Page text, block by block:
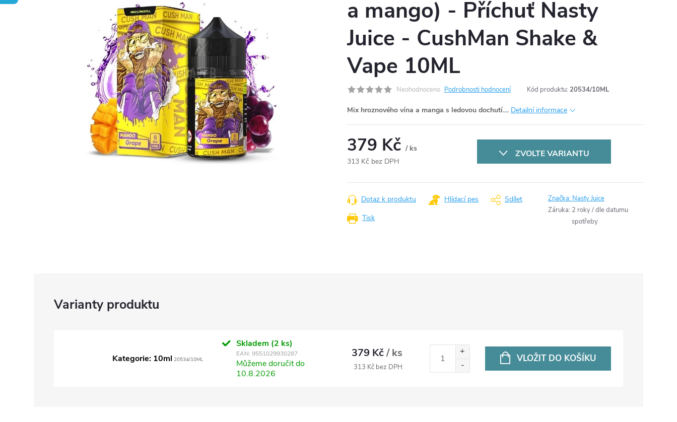
a mango) - Příchuť Nasty
Juice - CushMan Shake &
Vape 10ML
Neohodnoceno Podrobnosti hodnocení Kód produktu: 20534/10ML
Mix hroznového vína a manga s ledovou dochutí.... Detailní informace
379 Kč / ks
313 Kč bez DPH
cena:
ZVOLTE VARIANTU
Tisk
Dotaz k produktu Hlídací pes Sdílet Značka: Nasty Juice
Záruka: 2 roky / dle datumu
spotřeby
Kategorie: 10ml 20534/10ML
Skladem (2 ks)
EAN: 9551029930287
Můžeme doručit do
10.8.2026
379 Kč/ ks
313 Kč bez DPH
VLOŽIT DO KOŠÍKU